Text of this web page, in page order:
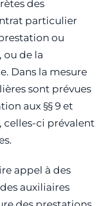
des
particulier
ou
ou de la
Dans la mesure
sont prévues
aux §§ 9 et
celles-ci prévalent
appel à des
auxiliaires